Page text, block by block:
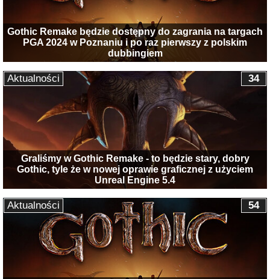
Gothic Remake będzie dostępny do zagrania na targach
PGA 2024 w Poznaniu i po raz pierwszy z polskim
dubbingiem
Graliśmy w Gothic Remake - to będzie stary, dobry
Gothic, tyle że w nowej oprawie graficznej z użyciem
Unreal Engine 5.4
34
Aktualności
54
Aktualności